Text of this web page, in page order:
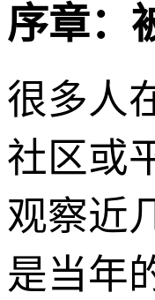
序章：
很多人
社区或
观察近
是当年